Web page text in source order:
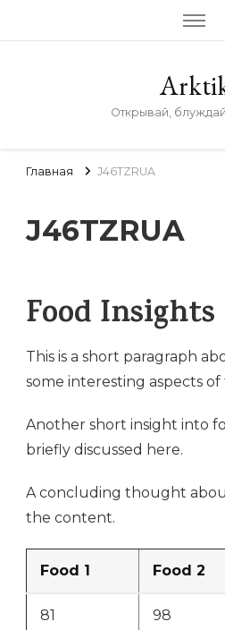
Открывай,
Главная J46TZRUA
J46TZRUA
Food Insights
This is a short paragraph
some interesting aspects of
Another short insight into
briefly discussed here.
A concluding thought
the content.
Food 1 Food 2
81 98